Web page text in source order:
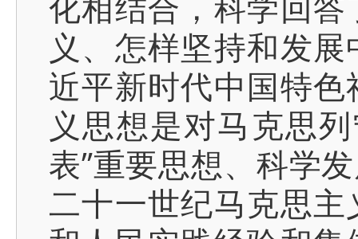
义、怎样坚持和发
近平新时代中国特
义思想是对马克思
表”重要思想、科学
二十一世纪马克思